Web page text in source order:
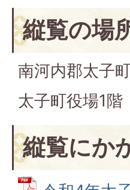
縦覧の場
南河内郡太子
太子町役場1
縦覧にか